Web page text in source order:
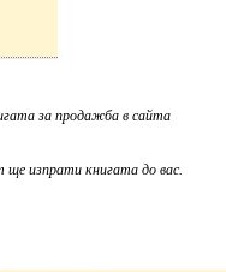
за продажба в сайта
изпрати книгата до вас.